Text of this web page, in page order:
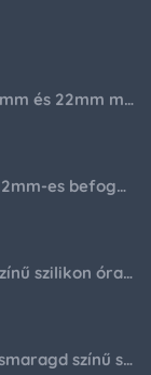
Keskenyített bőr óraszíj – 20mm és 22mm méretben
Krokodil mintás bőr óraszíj (12mm-es befogóval rendelkező órához)
Halloween Apple Watch lila színű szilikon óraszíj
Citizen series 8 NB6050-51W smaragd színű számlappal